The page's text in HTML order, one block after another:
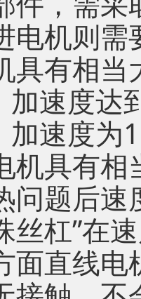
电机则
具有相
速度达
速度为
机具有
问题后速
丝杠”在
面直线